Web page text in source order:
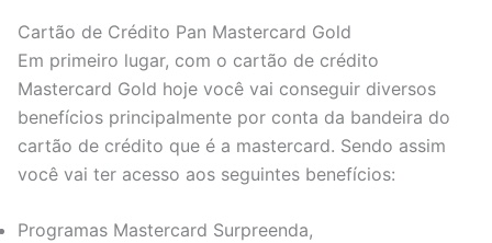
Cartão de Crédito Pan Mastercard Gold
Em primeiro lugar, com o cartão de crédito
Mastercard Gold hoje você vai conseguir diversos
benefícios principalmente por conta da bandeira do
cartão de crédito que é a mastercard. Sendo assim
você vai ter acesso aos seguintes benefícios:
Programas Mastercard Surpreenda,